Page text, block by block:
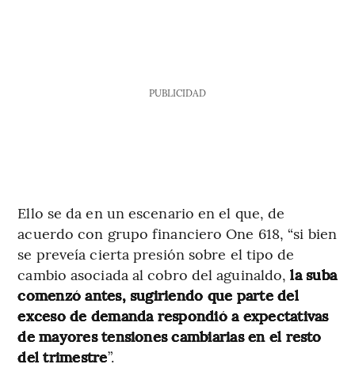
PUBLICIDAD
Ello se da en un escenario en el que, de
acuerdo con grupo financiero One 618, “si bien
se preveía cierta presión sobre el tipo de
cambio asociada al cobro del aguinaldo,la suba
comenzó antes, sugiriendo que parte del
exceso de demanda respondió a expectativas
de mayores tensiones cambiarias en el resto
del trimestre”.